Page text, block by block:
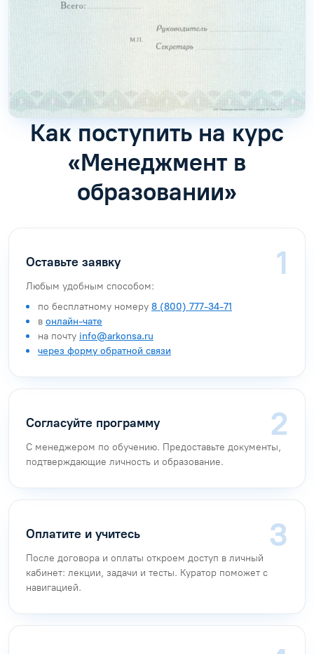
Как поступить на курс
«Менеджмент в
образовании»
Оставьте заявку
Любым удобным способом:
по бесплатному номеру 8 (800) 777-34-71
в онлайн-чате
на почту info@arkonsa.ru
через форму обратной связи
Согласуйте программу
С менеджером по обучению. Предоставьте документы,
подтверждающие личность и образование.
Оплатите и учитесь
После договора и оплаты откроем доступ в личный
кабинет: лекции, задачи и тесты. Куратор поможет с
навигацией.